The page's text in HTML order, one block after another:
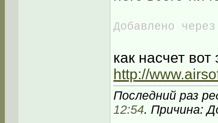
Добавлено
как насчет вот
http://
Последний раз
12:54. Причина: